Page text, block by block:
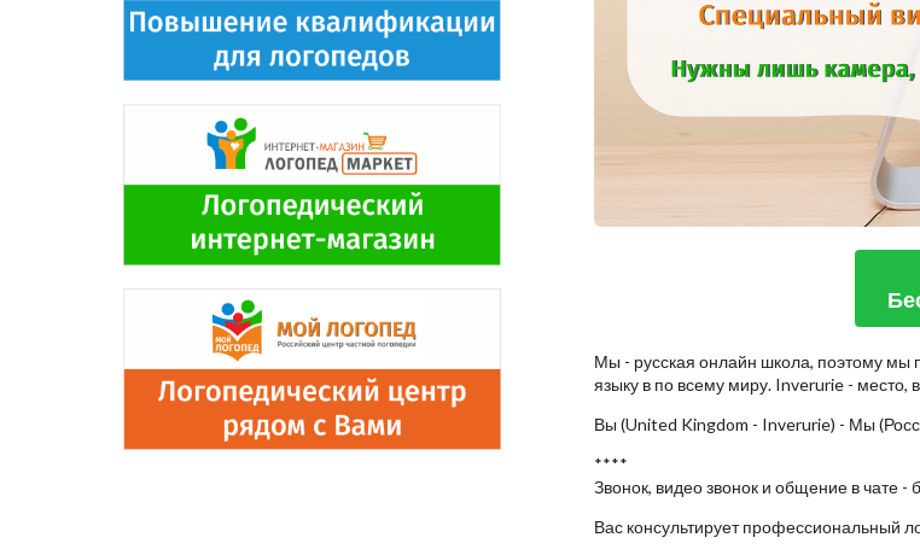
Мы - русская онлайн школа, поэтому мы
языку в по всему миру. Inverurie -
Вы (United Kingdom - Inverurie) - Мы
****
Звонок, видео звонок и общение в чате
Вас консультирует профессиональный